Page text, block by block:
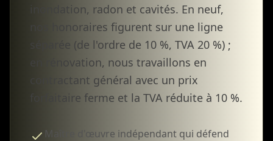
inondation, radon et cavités. En neuf,
nos honoraires figurent sur une ligne
séparée (de l'ordre de 10 %, TVA 20 %) ;
en rénovation, nous travaillons en
contractant général avec un prix
forfaitaire ferme et la TVA réduite à 10 %.
Maître d'œuvre indépendant qui défend